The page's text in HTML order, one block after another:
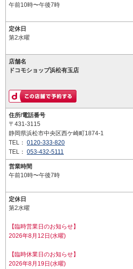
午前10時〜午後7時
定休日
第2水曜
店舗名
ドコモショップ浜松有玉店
住所/電話番号
〒431-3115
静岡県浜松市中央区西ケ崎町1874-1
TEL： 0120-333-820
TEL： 053-432-5111
営業時間
午前10時〜午後7時
定休日
第2水曜
【臨時営業日のお知らせ】
2026年8月12日(水曜)
【臨時休業日のお知らせ】
2026年8月19日(水曜)